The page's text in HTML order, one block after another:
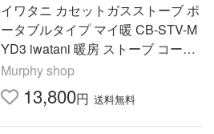
イワタニ カセットガスストーブ ポ
ータブルタイプ マイ暖 CB-STV-M
YD3 iwatani 暖房 ストーブ コード
レス コンパクト 防寒 防災グッズ
停電 災害 爆買
Murphy shop
13,800円 送料無料